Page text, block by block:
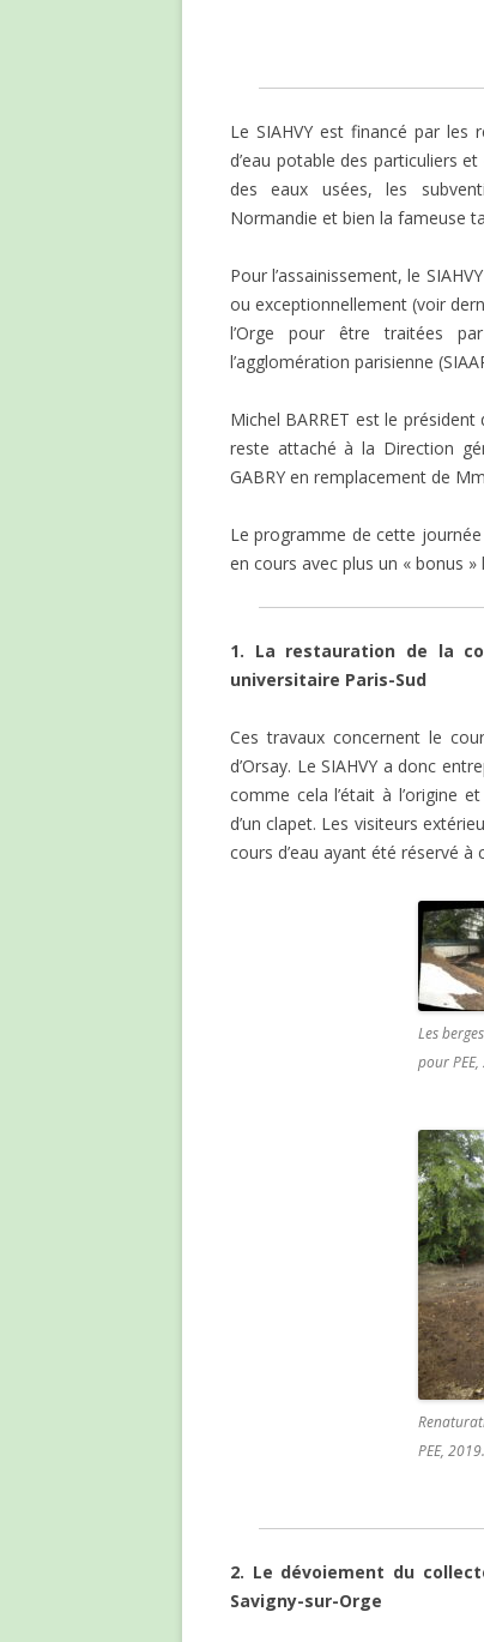
Le SIAHVY est financé par les
d’eau potable des particuliers
des eaux usées, les
Normandie et bien la fameuse
Pour l’assainissement, le
ou exceptionnellement (voir
l’Orge pour être traitées
l’agglomération parisienne
Michel BARRET est le président
reste attaché à la Direction
GABRY en remplacement de
Le programme de cette
en cours avec plus un « bonus »
1. La restauration de la
universitaire Paris-Sud
Ces travaux concernent le
d’Orsay. Le SIAHVY a donc
comme cela l’était à l’origine
d’un clapet. Les visiteurs
cours d’eau ayant été réservé à
Les
pour
PEE, 2019.
2. Le dévoiement du
Savigny-sur-Orge